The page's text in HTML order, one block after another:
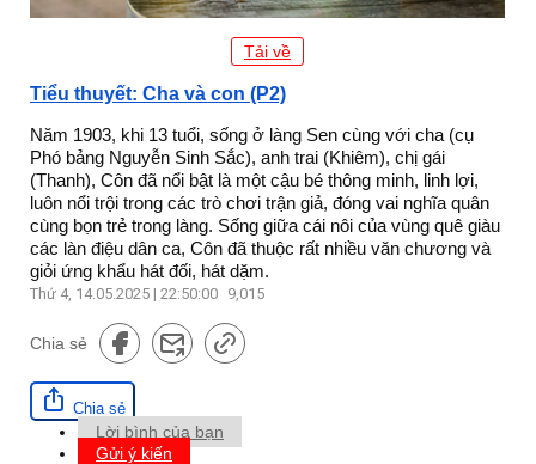
Tải về
Tiểu thuyết: Cha và con (P2)
Năm 1903, khi 13 tuổi, sống ở làng Sen cùng với cha (cụ
Phó bảng Nguyễn Sinh Sắc), anh trai (Khiêm), chị gái
(Thanh), Côn đã nổi bật là một cậu bé thông minh, linh lợi,
luôn nổi trội trong các trò chơi trận giả, đóng vai nghĩa quân
cùng bọn trẻ trong làng. Sống giữa cái nôi của vùng quê giàu
các làn điệu dân ca, Côn đã thuộc rất nhiều văn chương và
giỏi ứng khẩu hát đối, hát dặm.
Thứ 4, 14.05.2025 | 22:50:00 9,015
Chia sẻ
Chia sẻ
Lời bình của bạn
Gửi ý kiến